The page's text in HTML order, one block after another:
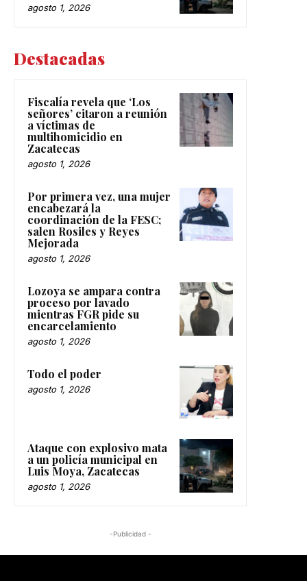
agosto 1, 2026
Destacadas
Fiscalía revela que ‘Los
señores’ citaron a reunión
a víctimas de
multihomicidio en
Zacatecas
agosto 1, 2026
Por primera vez, una mujer
encabezará la
coordinación de la FESC;
salen Rosiles y Reyes
Mejorada
agosto 1, 2026
Lozoya se ampara contra
proceso por lavado
mientras FGR pide su
encarcelamiento
agosto 1, 2026
Todo el poder
agosto 1, 2026
Ataque con explosivo mata
a un policía municipal en
Luis Moya, Zacatecas
agosto 1, 2026
-Publicidad -